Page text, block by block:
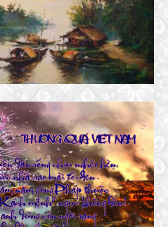
DƯƠNG VÀ BÀI HỌA
2019
VIỆT NAM
2020